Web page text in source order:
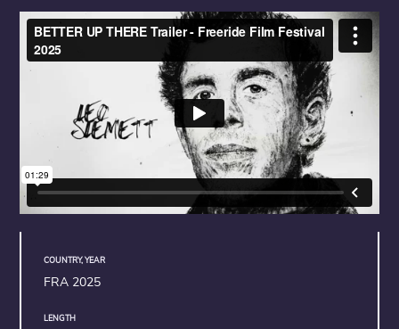
COUNTRY, YEAR
FRA 2025
LENGTH